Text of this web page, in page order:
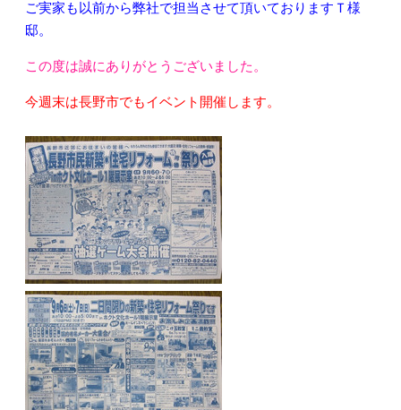
ご実家も以前から弊社で担当させて頂いておりますＴ様
邸。
この度は誠にありがとうございました。
今週末は長野市でもイベント開催します。